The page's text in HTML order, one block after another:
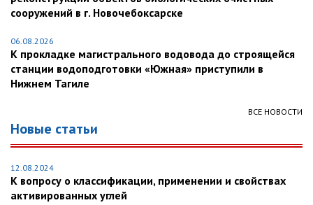
сооружений в г. Новочебоксарске
06.08.2026
К прокладке магистрального водовода до строящейся
станции водоподготовки «Южная» приступили в
Нижнем Тагиле
ВСЕ НОВОСТИ
Новые статьи
12.08.2024
К вопросу о классификации, применении и свойствах
активированных углей